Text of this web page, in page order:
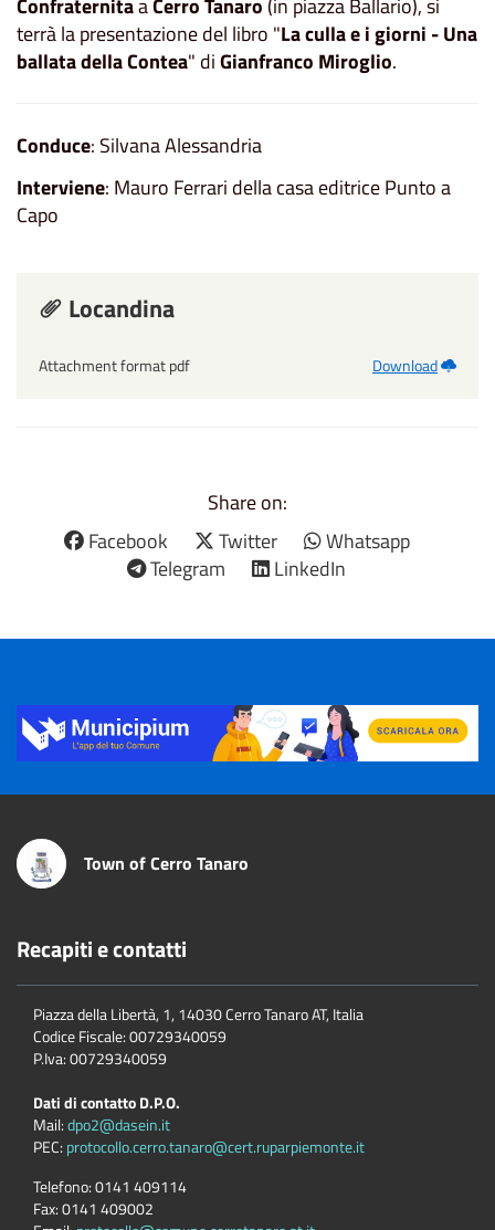
ConfraternitaaCerro Tanaro (in piazza Ballario), si
terrà la presentazione del libro "La culla e i giorni - Una
ballata della Contea" diGianfranco Miroglio.
Conduce: Silvana Alessandria
Interviene: Mauro Ferrari della casa editrice Punto a
Capo
Locandina
Attachment format pdf Download
Share on:
Facebook
Twitter
Whatsapp
Telegram
LinkedIn
Title
Town of Cerro Tanaro
Recapiti e contatti
Piazza della Libertà, 1, 14030 Cerro Tanaro AT, Italia
Codice Fiscale: 00729340059
P.Iva: 00729340059
Dati di contatto D.P.O.
Mail:dpo2@dasein.it
PEC: protocollo.cerro.tanaro@cert.ruparpiemonte.it
Telefono:0141 409114
Fax:0141 409002